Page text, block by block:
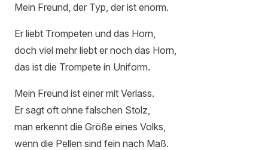
Mein Freund, der Typ, der ist enorm.
Er liebt Trompeten und das Horn,
doch viel mehr liebt er noch das Horn,
das ist die Trompete in Uniform.
Mein Freund ist einer mit Verlass.
Er sagt oft ohne falschen Stolz,
man erkennt die Größe eines Volks,
wenn die Pellen sind fein nach Maß.